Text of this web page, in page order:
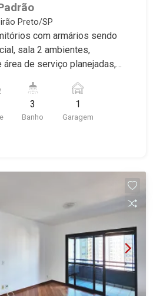
Preto/SP
com armários sendo
sala 2 ambientes,
de serviço planejadas,
localização, próximo a
3
Banho
1
Garagem